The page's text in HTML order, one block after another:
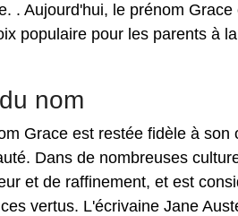
. Aujourd'hui, le prénom
populaire pour les parents à
nom
Grace est restée fidèle à
Dans de nombreuses
et de raffinement, et est
vertus. L'écrivaine Jane